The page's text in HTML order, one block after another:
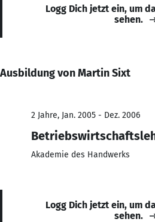
Logg Dich jetzt ein, um
sehen.
Ausbildung von Martin Sixt
2 Jahre, Jan. 2005 - Dez. 2006
Akademie des Handwerks
Logg Dich jetzt ein, um
sehen.